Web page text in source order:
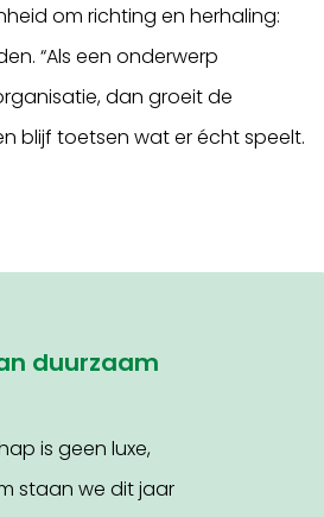
om richting en herhaling:
“Als een onderwerp
dan groeit de
blijf toetsen wat er écht speelt.
duurzaam
is geen luxe,
staan we dit jaar